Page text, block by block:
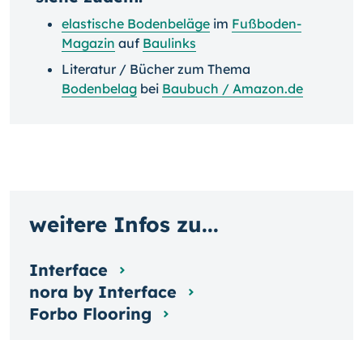
elastische Bodenbeläge im Fußboden-
Magazin auf Baulinks
Literatur / Bücher zum Thema
Bodenbelag bei Baubuch / Amazon.de
weitere Infos zu...
Interface
nora by Interface
Forbo Flooring